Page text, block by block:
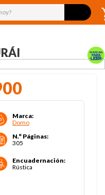
hoy?
Marca:
Domo
N.° Páginas:
305
Encuadernación:
Rústica